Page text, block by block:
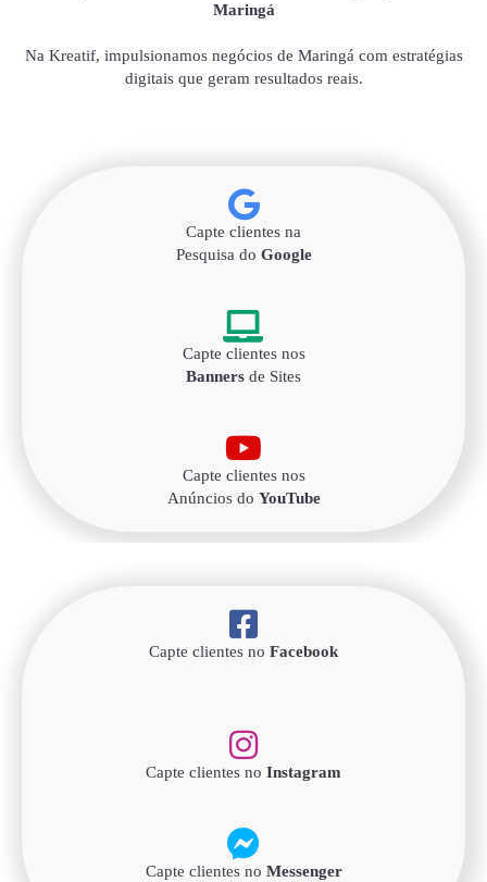
Maringá
Na Kreatif, impulsionamos negócios de Maringá com estratégias
digitais que geram resultados reais.
Capte clientes na
Pesquisa do Google
Capte clientes nos
Banners de Sites
Capte clientes nos
Anúncios do YouTube
Capte clientes no Facebook
Capte clientes no Instagram
Capte clientes no Messenger